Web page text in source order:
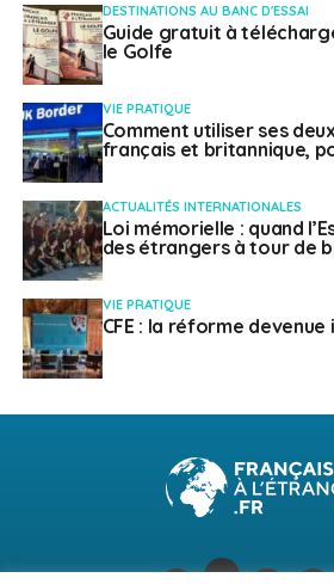
DESTINATIONS AU BANC D'ESSAI
Guide gratuit à
le Golfe
VIE PRATIQUE
Comment utiliser ses
français et britannique,
ACTUALITÉS INTERNATIONALES
Loi mémorielle : quand
des étrangers à tour de
VIE PRATIQUE
CFE : la réforme